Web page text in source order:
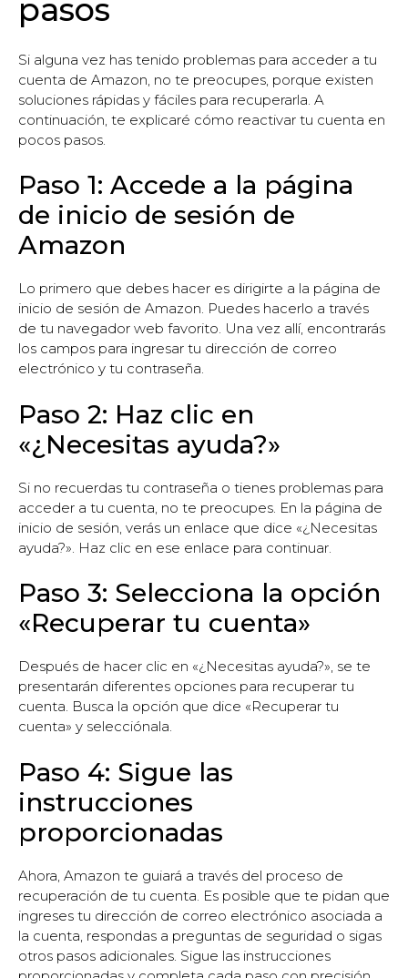
pasos
Si alguna vez has tenido problemas para acceder a tu
cuenta de Amazon, no te preocupes, porque existen
soluciones rápidas y fáciles para recuperarla. A
continuación, te explicaré cómo reactivar tu cuenta en
pocos pasos.
Paso 1: Accede a la página
de inicio de sesión de
Amazon
Lo primero que debes hacer es dirigirte a la página de
inicio de sesión de Amazon. Puedes hacerlo a través
de tu navegador web favorito. Una vez allí, encontrarás
los campos para ingresar tu dirección de correo
electrónico y tu contraseña.
Paso 2: Haz clic en
«¿Necesitas ayuda?»
Si no recuerdas tu contraseña o tienes problemas para
acceder a tu cuenta, no te preocupes. En la página de
inicio de sesión, verás un enlace que dice «¿Necesitas
ayuda?». Haz clic en ese enlace para continuar.
Paso 3: Selecciona la opción
«Recuperar tu cuenta»
Después de hacer clic en «¿Necesitas ayuda?», se te
presentarán diferentes opciones para recuperar tu
cuenta. Busca la opción que dice «Recuperar tu
cuenta» y selecciónala.
Paso 4: Sigue las
instrucciones
proporcionadas
Ahora, Amazon te guiará a través del proceso de
recuperación de tu cuenta. Es posible que te pidan que
ingreses tu dirección de correo electrónico asociada a
la cuenta, respondas a preguntas de seguridad o sigas
otros pasos adicionales. Sigue las instrucciones